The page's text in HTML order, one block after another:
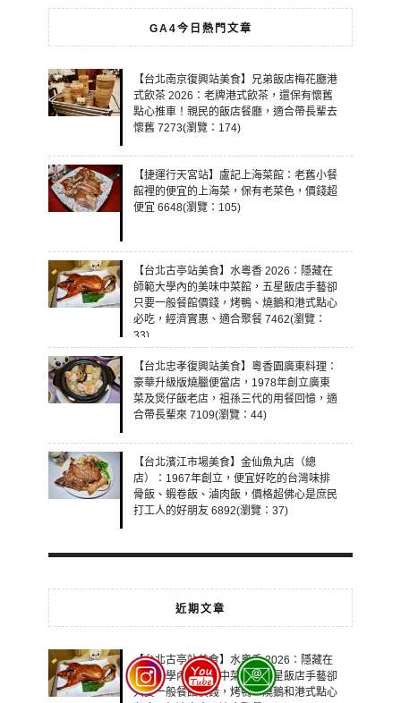
GA4今日熱門文章
【台北南京復興站美食】兄弟飯店梅花廳港
式飲茶 2026：老牌港式飲茶，還保有懷舊
點心推車！親民的飯店餐廳，適合帶長輩去
懷舊 7273(瀏覽：174)
【捷運行天宮站】盧記上海菜館：老舊小餐
館裡的便宜的上海菜，保有老菜色，價錢超
便宜 6648(瀏覽：105)
【台北古亭站美食】水粵香 2026：隱藏在
師範大學內的美味中菜館，五星飯店手藝卻
只要一般餐館價錢，烤鴨、燒鵝和港式點心
必吃，經濟實惠、適合聚餐 7462(瀏覽：
33)
【台北忠孝復興站美食】粵香園廣東料理：
豪華升級版燒臘便當店，1978年創立廣東
菜及煲仔飯老店，祖孫三代的用餐回憶，適
合帶長輩來 7109(瀏覽：44)
【台北濱江市場美食】金仙魚丸店（總
店）：1967年創立，便宜好吃的台灣味排
骨飯、蝦卷飯、滷肉飯，價格超佛心是庶民
打工人的好朋友 6892(瀏覽：37)
近期文章
【台北古亭站美食】水粵香 2026：隱藏在
師範大學內的美味中菜館，五星飯店手藝卻
只要一般餐館價錢，烤鴨、燒鵝和港式點心